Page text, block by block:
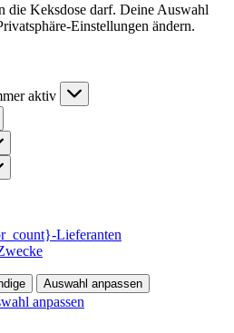
die Keksdose darf. Deine Auswahl
Einstellungen ändern.
aktiv
Lieferanten
Auswahl anpassen
anpassen